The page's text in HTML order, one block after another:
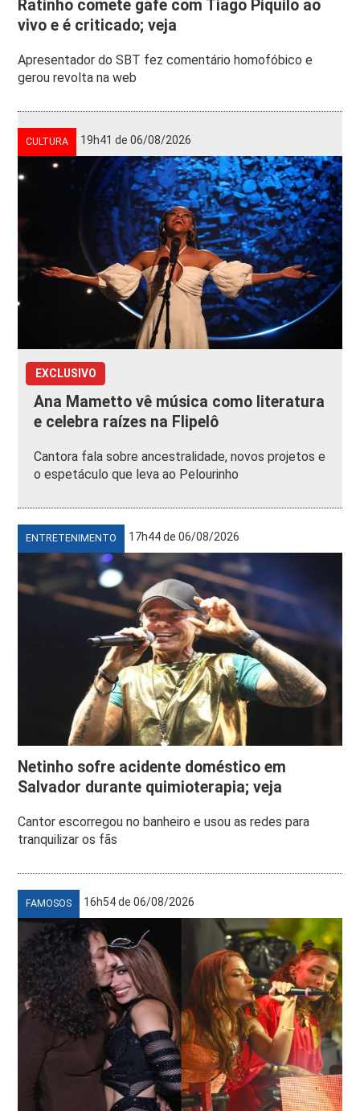
Ratinho comete gafe com Tiago Piquilo ao
vivo e é criticado; veja
Apresentador do SBT fez comentário homofóbico e
gerou revolta na web
CULTURA 19h41 de 06/08/2026
EXCLUSIVO
Ana Mametto vê música como literatura
e celebra raízes na Flipelô
Cantora fala sobre ancestralidade, novos projetos e
o espetáculo que leva ao Pelourinho
ENTRETENIMENTO 17h44 de 06/08/2026
Netinho sofre acidente doméstico em
Salvador durante quimioterapia; veja
Cantor escorregou no banheiro e usou as redes para
tranquilizar os fãs
FAMOSOS 16h54 de 06/08/2026